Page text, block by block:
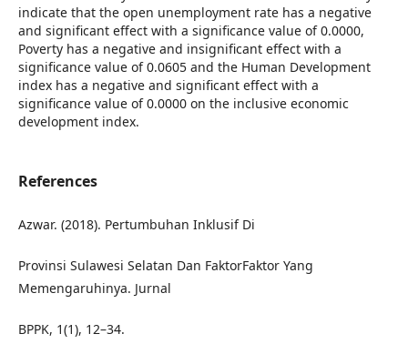
indicate that the open unemployment rate has a negative
and significant effect with a significance value of 0.0000,
Poverty has a negative and insignificant effect with a
significance value of 0.0605 and the Human Development
index has a negative and significant effect with a
significance value of 0.0000 on the inclusive economic
development index.
References
Azwar. (2018). Pertumbuhan Inklusif Di
Provinsi Sulawesi Selatan Dan FaktorFaktor Yang
Memengaruhinya. Jurnal
BPPK, 1(1), 12–34.